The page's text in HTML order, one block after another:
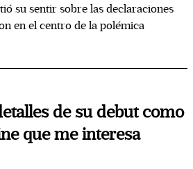
su sentir sobre las declaraciones
en el centro de la polémica
de su debut como
que me interesa